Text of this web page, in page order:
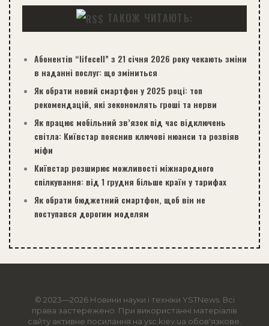
ТАКОЖ ЧИТАЮТЬ:
Абонентів “lifecell” з 21 січня 2026 року чекають зміни
в наданні послуг: що зміниться
Як обрати новий смартфон у 2025 році: топ
рекомендацій, які зекономлять гроші та нерви
Як працює мобільний зв’язок під час відключень
світла: Київстар пояснив ключові нюанси та розвіяв
міфи
Київстар розширює можливості міжнародного
спілкування: від 1 грудня більше країн у тарифах
Як обрати бюджетний смартфон, щоб він не
поступався дорогим моделям
© 2023—2026 Новини науки і техніки YSTNews. Всі
права застережено. При використанні матеріалів
сайту активне посилання на ysc.kiev.ua обов'язкове.